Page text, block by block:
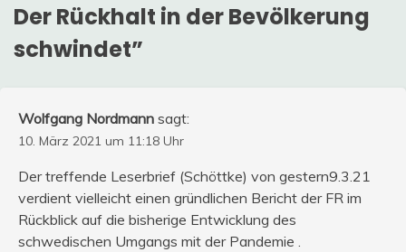
Der Rückhalt in der Bevölkerung
schwindet”
Wolfgang Nordmann sagt:
10. März 2021 um 11:18 Uhr
Der treffende Leserbrief (Schöttke) von gestern9.3.21
verdient vielleicht einen gründlichen Bericht der FR im
Rückblick auf die bisherige Entwicklung des
schwedischen Umgangs mit der Pandemie .